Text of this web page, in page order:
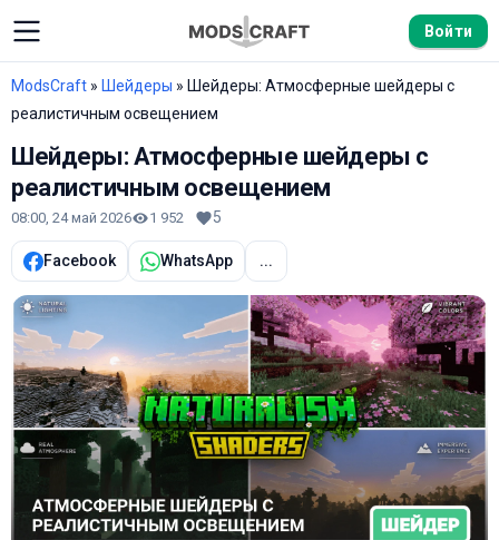
Войти
ModsCraft » Шейдеры » Шейдеры: Атмосферные шейдеры с
реалистичным освещением
Шейдеры: Атмосферные шейдеры с
реалистичным освещением
08:00, 24 май 2026 1 952 5
Facebook WhatsApp ...